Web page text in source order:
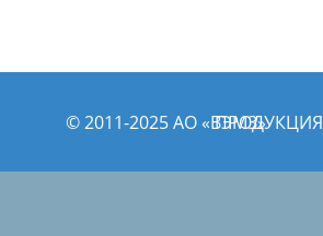
© 2011­­-2025 АО «ВЭМЗ»ПРОДУКЦИЯ